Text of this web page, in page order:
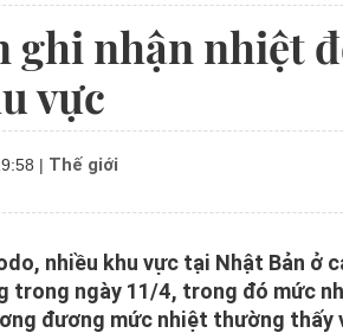
ghi nhận nhiệt
vực
| Thế giới
nhiều khu vực tại Nhật Bản ở
trong ngày 11/4, trong đó mức
đương mức nhiệt thường thấy